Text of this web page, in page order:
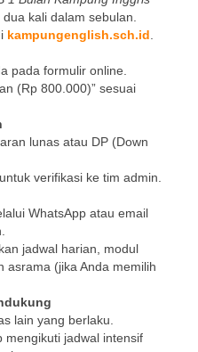
dua kali dalam sebulan.
kampungenglish.sch.id .
pada formulir online.
(Rp 800.000)” sesuai
lunas atau DP (Down
verifikasi ke tim admin.
WhatsApp atau email
jadwal harian, modul
asrama (jika Anda memilih
lain yang berlaku.
mengikuti jadwal intensif